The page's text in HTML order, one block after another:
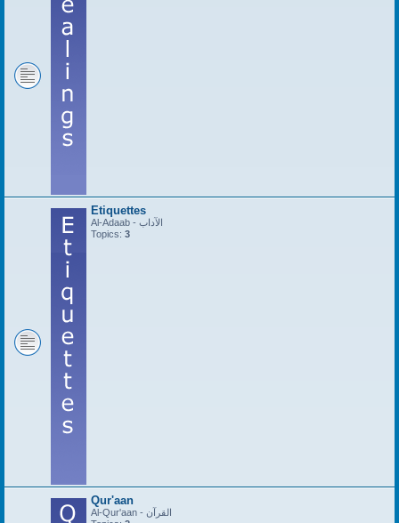
Etiquettes
Al-Adaab - الآداب
Topics: 3
Qur'aan
Al-Qur'aan - القرآن